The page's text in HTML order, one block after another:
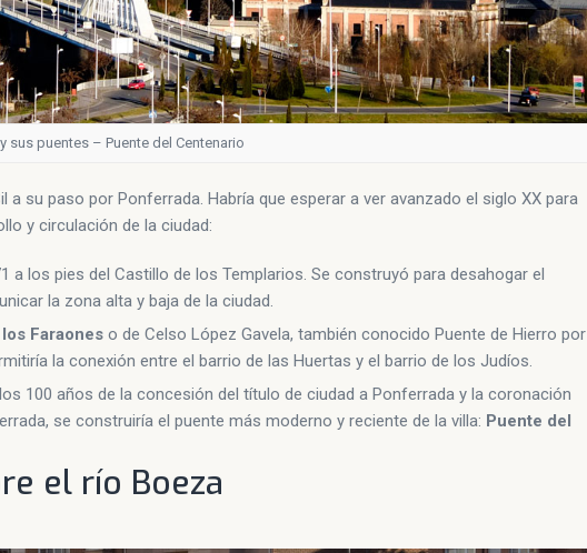
sus puentes – Puente del Centenario
su paso por Ponferrada. Habría que esperar a ver avanzado el siglo XX para
y circulación de la ciudad:
a los pies del Castillo de los Templarios. Se construyó para desahogar el
la zona alta y baja de la ciudad.
Faraones o de Celso López Gavela, también conocido Puente de Hierro por
la conexión entre el barrio de las Huertas y el barrio de los Judíos.
100 años de la concesión del título de ciudad a Ponferrada y la coronación
se construiría el puente más moderno y reciente de la villa: Puente del
el río Boeza